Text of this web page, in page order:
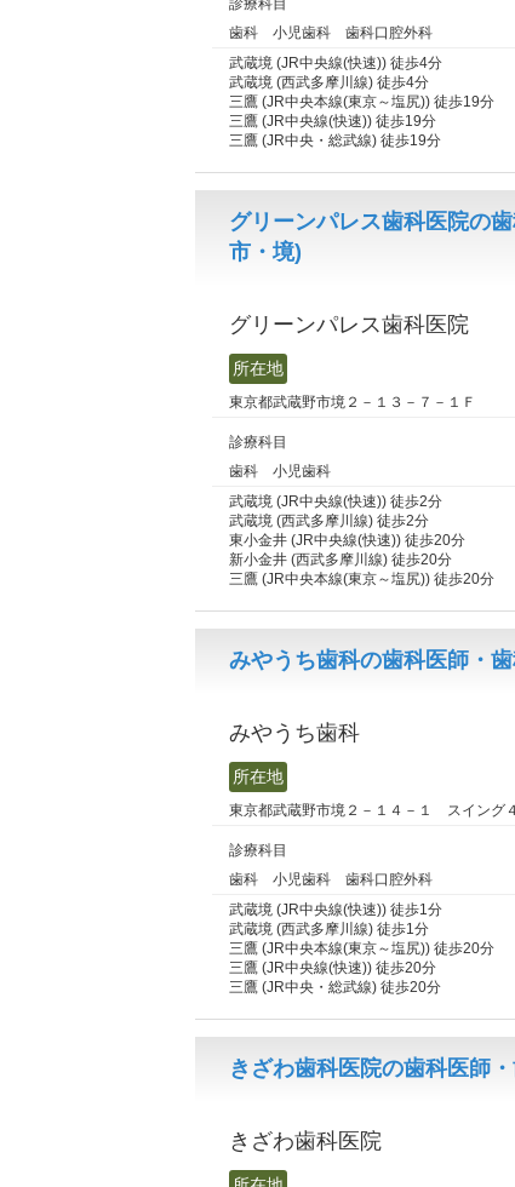
診療科目
歯科 小児歯科 歯科口腔外科
武蔵境 (JR中央線(快速)) 徒歩4分
武蔵境 (西武多摩川線) 徒歩4分
三鷹 (JR中央本線(東京～塩尻)) 徒歩19分
三鷹 (JR中央線(快速)) 徒歩19分
三鷹 (JR中央・総武線) 徒歩19分
グリーンパレス歯科医院の
市・境)
グリーンパレス歯科医院
所在地
東京都武蔵野市境２－１３－７－１Ｆ
診療科目
歯科 小児歯科
武蔵境 (JR中央線(快速)) 徒歩2分
武蔵境 (西武多摩川線) 徒歩2分
東小金井 (JR中央線(快速)) 徒歩20分
新小金井 (西武多摩川線) 徒歩20分
三鷹 (JR中央本線(東京～塩尻)) 徒歩20分
みやうち歯科の歯科医師・
みやうち歯科
所在地
東京都武蔵野市境２－１４－１ スイング
診療科目
歯科 小児歯科 歯科口腔外科
武蔵境 (JR中央線(快速)) 徒歩1分
武蔵境 (西武多摩川線) 徒歩1分
三鷹 (JR中央本線(東京～塩尻)) 徒歩20分
三鷹 (JR中央線(快速)) 徒歩20分
三鷹 (JR中央・総武線) 徒歩20分
きざわ歯科医院の歯科医師
きざわ歯科医院